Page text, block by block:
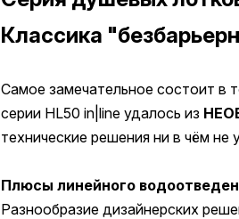
Классика
Самое замечательное состоит
серии HL50 in|line удалось из
технические решения ни в чём
Плюсы линейного
Разнообразие дизайнерских